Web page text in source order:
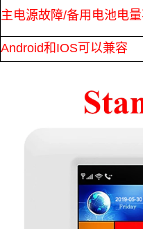
主电源故障/备用电池电
Android和IOS可以兼容